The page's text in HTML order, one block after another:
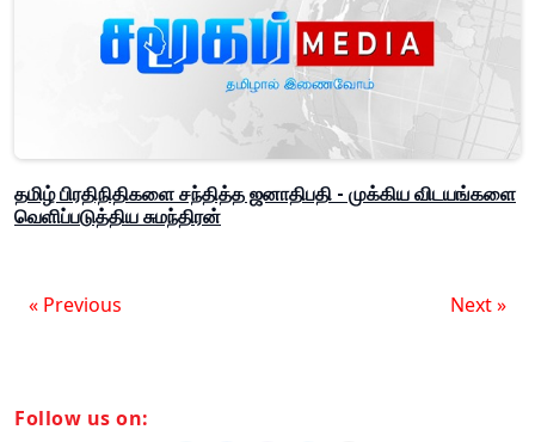
தமிழ் பிரதிநிதிகளை சந்தித்த ஜனாதிபதி - முக்கிய விடயங்களை
வெளிப்படுத்திய சுமந்திரன்
« Previous Next »
Follow us on: